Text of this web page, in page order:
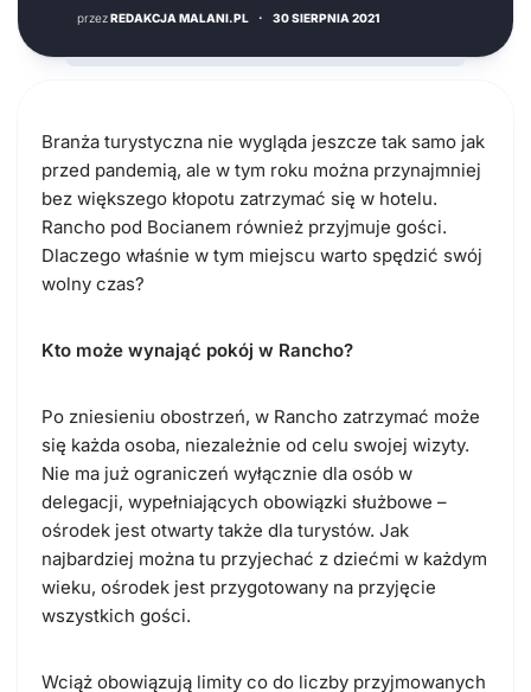
przezREDAKCJA MALANI.PL · 30 SIERPNIA 2021
Branża turystyczna nie wygląda jeszcze tak samo jak
przed pandemią, ale w tym roku można przynajmniej
bez większego kłopotu zatrzymać się w hotelu.
Rancho pod Bocianem również przyjmuje gości.
Dlaczego właśnie w tym miejscu warto spędzić swój
wolny czas?
Kto może wynająć pokój w Rancho?
Po zniesieniu obostrzeń, w Rancho zatrzymać może
się każda osoba, niezależnie od celu swojej wizyty.
Nie ma już ograniczeń wyłącznie dla osób w
delegacji, wypełniających obowiązki służbowe –
ośrodek jest otwarty także dla turystów. Jak
najbardziej można tu przyjechać z dziećmi w każdym
wieku, ośrodek jest przygotowany na przyjęcie
wszystkich gości.
Wciąż obowiązują limity co do liczby przyjmowanych